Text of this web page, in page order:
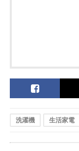
洗濯機 生活家電